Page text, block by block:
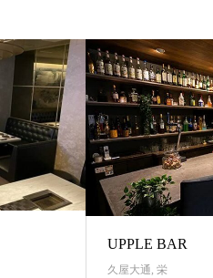
UPPLE BAR
久屋大通, 栄